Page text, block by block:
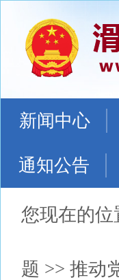
新闻中心
通知公告
您现在的位
题 >> 推动